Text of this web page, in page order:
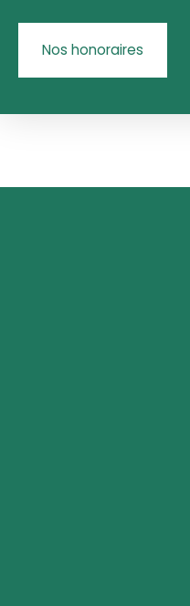
Nos honoraires